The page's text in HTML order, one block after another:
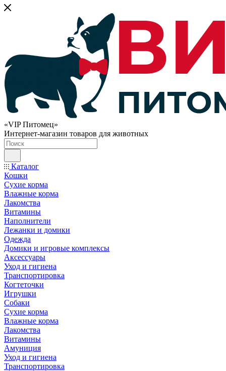
«VIP Питомец»
Интернет-магазин товаров для животных
Каталог
Кошки
Сухие корма
Влажные корма
Лакомства
Витамины
Наполнители
Лежанки и домики
Одежда
Домики и игровые комплексы
Аксессуары
Уход и гигиена
Транспортировка
Когтеточки
Игрушки
Собаки
Сухие корма
Влажные корма
Лакомства
Витамины
Амуниция
Уход и гигиена
Транспортировка